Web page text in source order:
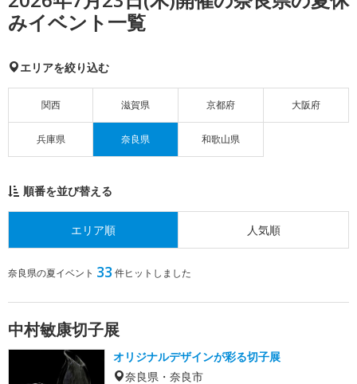
みイベント一覧
エリアを絞り込む
関西 滋賀県 京都府 大阪府
兵庫県 奈良県 和歌山県
順番を並び替える
エリア順 人気順
奈良県の夏イベント 33 件ヒットしました
中村敏康切子展
オリジナルデザインが彩る切子展
奈良県・奈良市